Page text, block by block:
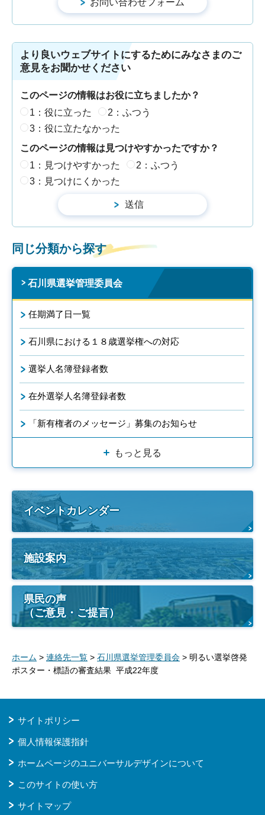
より良いウェブサイトにするためにみなさまのご
意見をお聞かせください
このページの情報はお役に立ちましたか？
1：役に立った
2：ふつう
3：役に立たなかった
このページの情報は見つけやすかったですか？
1：見つけやすかった
2：ふつう
3：見つけにくかった
同じ分類から探す
石川県選挙管理委員会
任期満了日一覧
石川県における１８歳選挙権への対応
選挙人名簿登録者数
在外選挙人名簿登録者数
「新有権者のメッセージ」募集のお知らせ
もっと見る
イベントカレンダー
施設案内
県民の声
（ご意見・ご提言）
ホーム > 連絡先一覧 > 石川県選挙管理委員会 > 明るい選挙啓発
ポスター・標語の審査結果 平成22年度
サイトポリシー
個人情報保護指針
ホームページのユニバーサルデザインについて
このサイトの使い方
サイトマップ